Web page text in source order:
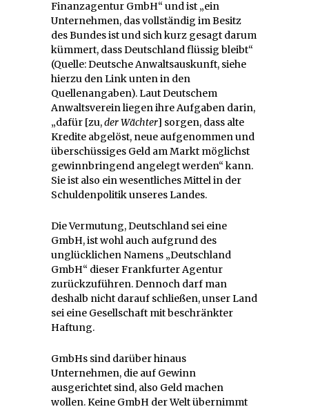
Finanzagentur GmbH“ und ist „ein
Unternehmen, das vollständig im Besitz
des Bundes ist und sich kurz gesagt darum
kümmert, dass Deutschland flüssig bleibt“
(Quelle: Deutsche Anwaltsauskunft, siehe
hierzu den Link unten in den
Quellenangaben). Laut Deutschem
Anwaltsverein liegen ihre Aufgaben darin,
„dafür [zu,der Wächter] sorgen, dass alte
Kredite abgelöst, neue aufgenommen und
überschüssiges Geld am Markt möglichst
gewinnbringend angelegt werden“ kann.
Sie ist also ein wesentliches Mittel in der
Schuldenpolitik unseres Landes.
Die Vermutung, Deutschland sei eine
GmbH, ist wohl auch aufgrund des
unglücklichen Namens „Deutschland
GmbH“ dieser Frankfurter Agentur
zurückzuführen. Dennoch darf man
deshalb nicht darauf schließen, unser Land
sei eine Gesellschaft mit beschränkter
Haftung.
GmbHs sind darüber hinaus
Unternehmen, die auf Gewinn
ausgerichtet sind, also Geld machen
wollen. Keine GmbH der Welt übernimmt